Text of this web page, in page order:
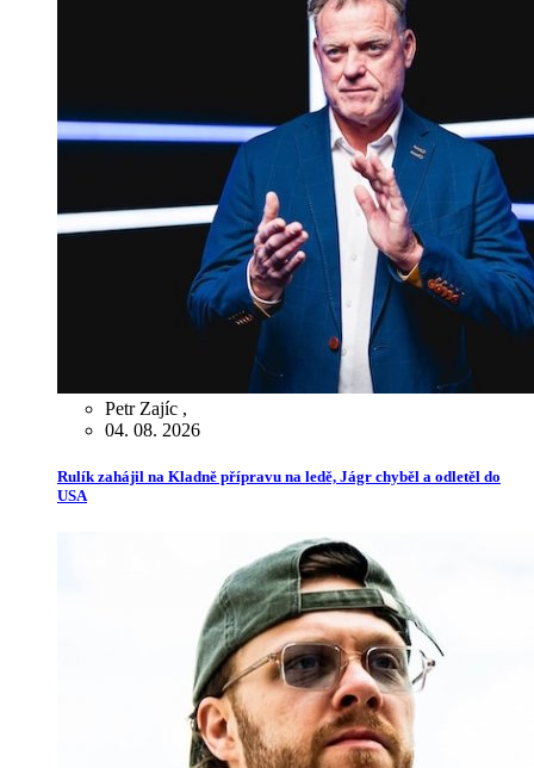
Petr Zajíc ,
04. 08. 2026
Rulík zahájil na Kladně přípravu na ledě, Jágr chyběl a odletěl do
USA